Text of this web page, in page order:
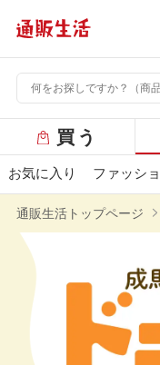
ー
バ
買う
お気に入り ファッシ
通販生活トップページ